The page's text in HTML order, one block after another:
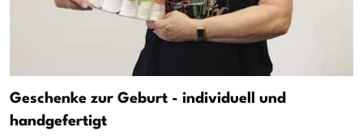
Geschenke zur Geburt - individuell und
handgefertigt